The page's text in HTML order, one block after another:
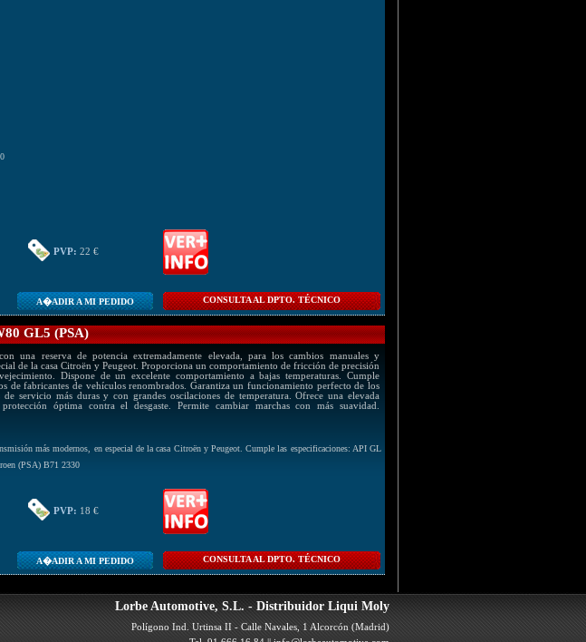
PVP: 22 €
CONSULTA AL DPTO. TÉCNICO
A�ADIR A MI PEDIDO
GL5 (PSA)
una reserva de potencia extremadamente elevada, para los cambios manuales y
de la casa Citroën y Peugeot. Proporciona un comportamiento de fricción de precisión
Dispone de un excelente comportamiento a bajas temperaturas. Cumple
de fabricantes de vehículos renombrados. Garantiza un funcionamiento perfecto de los
servicio más duras y con grandes oscilaciones de temperatura. Ofrece una elevada
óptima contra el desgaste. Permite cambiar marchas con más suavidad.
más modernos, en especial de la casa Citroën y Peugeot. Cumple las especificaciones: API GL
(PSA) B71 2330
PVP: 18 €
CONSULTA AL DPTO. TÉCNICO
A�ADIR A MI PEDIDO
Lorbe Automotive, S.L. - Distribuidor Liqui Moly
Polígono Ind. Urtinsa II - Calle Navales, 1 Alcorcón (Madrid)